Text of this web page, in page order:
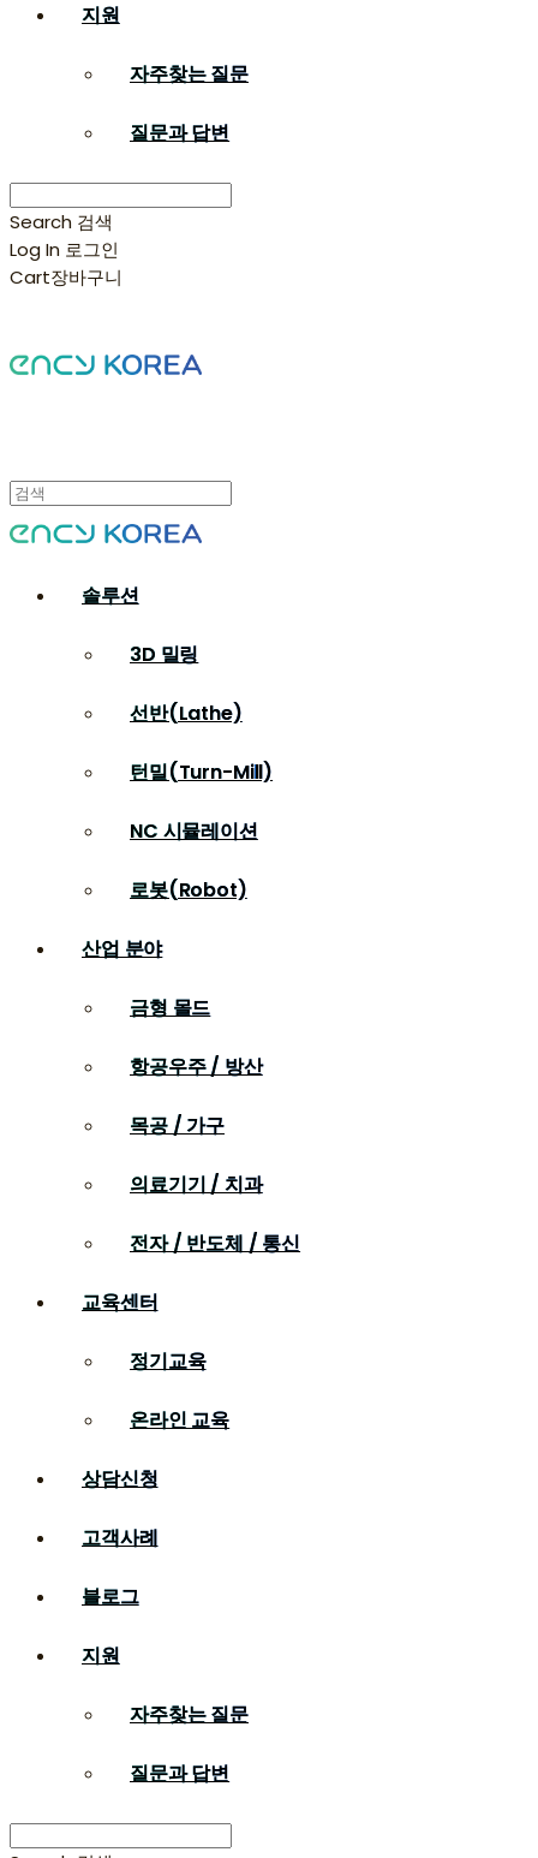
지원
자주찾는 질문
질문과 답변
Search 검색
Log In 로그인
Cart장바구니
솔루션
3D 밀링
선반(Lathe)
턴밀(Turn-Mill)
NC 시뮬레이션
로봇(Robot)
산업 분야
금형 몰드
항공우주 / 방산
목공 / 가구
의료기기 / 치과
전자 / 반도체 / 통신
교육센터
정기교육
온라인 교육
상담신청
고객사례
블로그
지원
자주찾는 질문
질문과 답변